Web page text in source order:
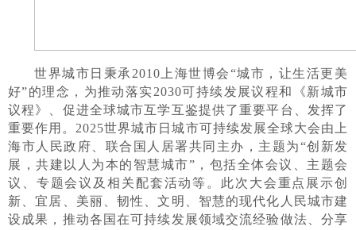
世界城市日秉承2010上海世博会“城市，让生活更美
好”的理念，为推动落实2030可持续发展议程和《新城市
议程》、促进全球城市互学互鉴提供了重要平台、发挥了
重要作用。2025世界城市日城市可持续发展全球大会由上
海市人民政府、联合国人居署共同主办，主题为“创新发
展，共建以人为本的智慧城市”，包括全体会议、主题会
议、专题会议及相关配套活动等。此次大会重点展示创
新、宜居、美丽、韧性、文明、智慧的现代化人民城市建
设成果，推动各国在可持续发展领域交流经验做法、分享